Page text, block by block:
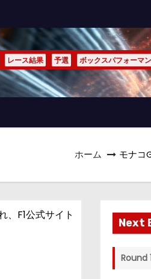
レース結果 予選 ボックスパフォーマ
ホーム モナコ
F1公式サイト
Next
Round